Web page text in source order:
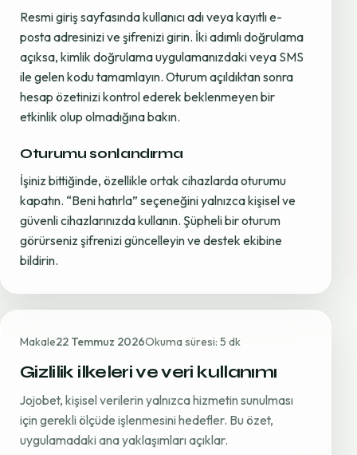
Resmi giriş sayfasında kullanıcı adı veya kayıtlı e-
posta adresinizi ve şifrenizi girin. İki adımlı doğrulama
açıksa, kimlik doğrulama uygulamanızdaki veya SMS
ile gelen kodu tamamlayın. Oturum açıldıktan sonra
hesap özetinizi kontrol ederek beklenmeyen bir
etkinlik olup olmadığına bakın.
Oturumu sonlandırma
İşiniz bittiğinde, özellikle ortak cihazlarda oturumu
kapatın. “Beni hatırla” seçeneğini yalnızca kişisel ve
güvenli cihazlarınızda kullanın. Şüpheli bir oturum
görürseniz şifrenizi güncelleyin ve destek ekibine
bildirin.
Makale22 Temmuz 2026Okuma süresi: 5 dk
Gizlilik ilkeleri ve veri kullanımı
Jojobet, kişisel verilerin yalnızca hizmetin sunulması
için gerekli ölçüde işlenmesini hedefler. Bu özet,
uygulamadaki ana yaklaşımları açıklar.